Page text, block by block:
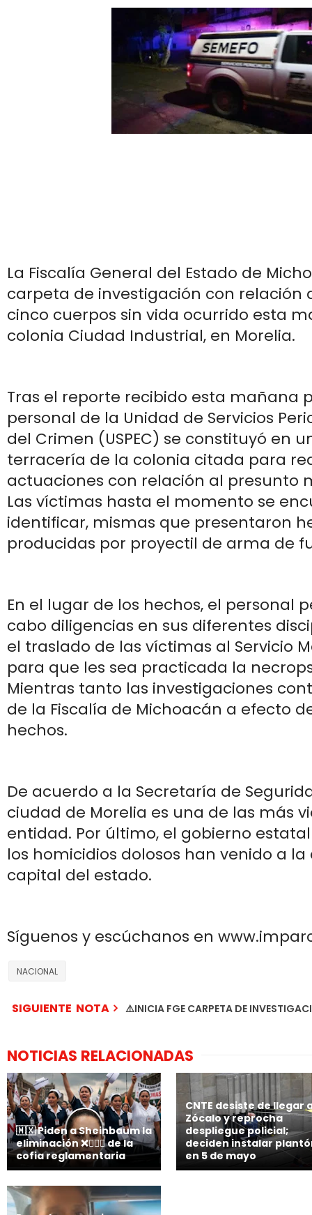
La Fiscalía General del Estado de
carpeta de investigación con relación
cinco cuerpos sin vida ocurrido esta
colonia Ciudad Industrial, en Morelia.
Tras el reporte recibido esta mañana
personal de la Unidad de Servicios
del Crimen (USPEC) se constituyó en
terracería de la colonia citada para
actuaciones con relación al presunto
Las víctimas hasta el momento se
identificar, mismas que presentaron
producidas por proyectil de arma de
En el lugar de los hechos, el personal
cabo diligencias en sus diferentes
el traslado de las víctimas al Servicio
para que les sea practicada la
Mientras tanto las investigaciones
de la Fiscalía de Michoacán a efecto
hechos.
De acuerdo a la Secretaría de
ciudad de Morelia es una de las más
entidad. Por último, el gobierno
los homicidios dolosos han venido a la
capital del estado.
Síguenos y escúchanos en
NACIONAL
SIGUIENTE NOTA ⚠️INICIA FGE CARPETA DE
NOTICIAS RELACIONADAS
🇲🇽 Piden a Sheinbaum la
eliminación ❌👩🏻‍⚕️ de la
cofia reglamentaria
CNTE desiste de llegar
Zócalo y reprocha
despliegue policial;
deciden instalar
en 5 de mayo